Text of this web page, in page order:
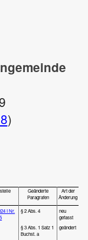
)
Geänderte
Paragrafen
Art der
Änderung
I Nr.
§ 2 Abs. 4
neu
gefasst
§ 3 Abs. 1 Satz 1
Buchst. a
geändert